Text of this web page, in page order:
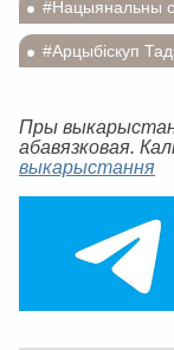
#Нацыянальны
#Арцыбіскуп
Пры
абавязковая.
выкарыстання